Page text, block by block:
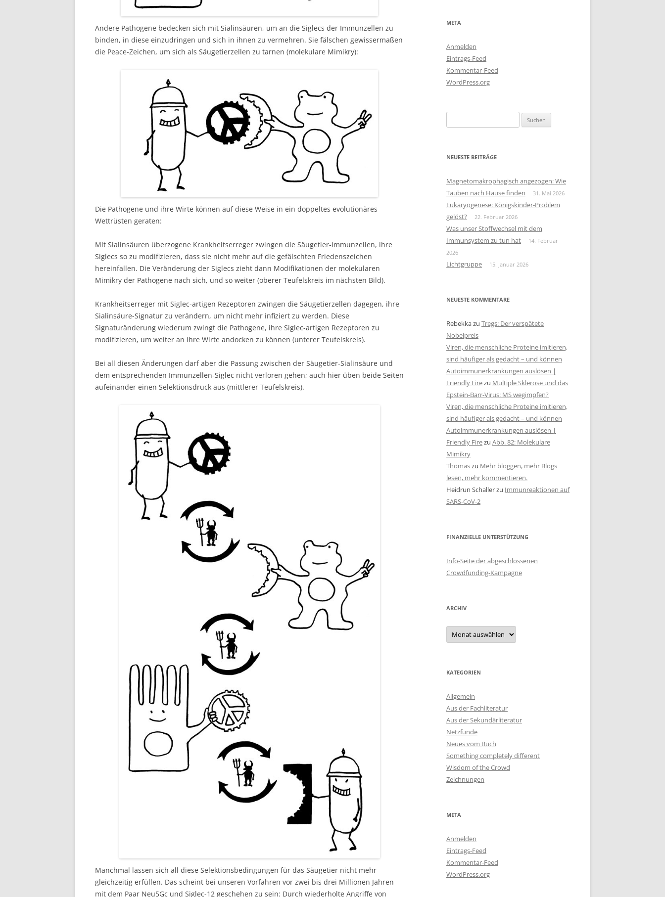
Andere Pathogene bedecken sich mit Sialinsäuren, um an die Siglecs der Immunzellen zu
binden, in diese einzudringen und sich in ihnen zu vermehren. Sie fälschen gewissermaßen
die Peace-Zeichen, um sich als Säugetierzellen zu tarnen (molekulare Mimikry):
Die Pathogene und ihre Wirte können auf diese Weise in ein doppeltes evolutionäres
Wettrüsten geraten:
Mit Sialinsäuren überzogene Krankheitserreger zwingen die Säugetier-Immunzellen, ihre
Siglecs so zu modifizieren, dass sie nicht mehr auf die gefälschten Friedenszeichen
hereinfallen. Die Veränderung der Siglecs zieht dann Modifikationen der molekularen
Mimikry der Pathogene nach sich, und so weiter (oberer Teufelskreis im nächsten Bild).
Krankheitserreger mit Siglec-artigen Rezeptoren zwingen die Säugetierzellen dagegen, ihre
Sialinsäure-Signatur zu verändern, um nicht mehr infiziert zu werden. Diese
Signaturänderung wiederum zwingt die Pathogene, ihre Siglec-artigen Rezeptoren zu
modifizieren, um weiter an ihre Wirte andocken zu können (unterer Teufelskreis).
Bei all diesen Änderungen darf aber die Passung zwischen der Säugetier-Sialinsäure und
dem entsprechenden Immunzellen-Siglec nicht verloren gehen; auch hier üben beide Seiten
aufeinander einen Selektionsdruck aus (mittlerer Teufelskreis).
Manchmal lassen sich all diese Selektionsbedingungen für das Säugetier nicht mehr
gleichzeitig erfüllen. Das scheint bei unseren Vorfahren vor zwei bis drei Millionen Jahren
mit dem Paar Neu5Gc und Siglec-12 geschehen zu sein: Durch wiederholte Angriffe von
META
Anmelden
Eintrags-Feed
Kommentar-Feed
WordPress.org
nach:
NEUESTE BEITRÄGE
Magnetomakrophagisch angezogen: Wie
Tauben nach Hause finden
31. Mai 2026
Eukaryogenese: Königskinder-Problem
gelöst?
22. Februar 2026
Was unser Stoffwechsel mit dem
Immunsystem zu tun hat
14. Februar
2026
Lichtgruppe 15. Januar 2026
NEUESTE KOMMENTARE
Rebekkazu Tregs: Der verspätete
Nobelpreis
Viren, die menschliche Proteine imitieren,
sind häufiger als gedacht – und können
Autoimmunerkrankungen auslösen |
Friendly Firezu Multiple Sklerose und das
Epstein-Barr-Virus: MS wegimpfen?
Viren, die menschliche Proteine imitieren,
sind häufiger als gedacht – und können
Autoimmunerkrankungen auslösen |
Friendly Firezu Abb. 82: Molekulare
Mimikry
Thomaszu Mehr bloggen, mehr Blogs
lesen, mehr kommentieren.
Heidrun Schallerzu Immunreaktionen auf
SARS-CoV-2
FINANZIELLE UNTERSTÜTZUNG
Info-Seite der abgeschlossenen
Crowdfunding-Kampagne
ARCHIV
Archiv
KATEGORIEN
Allgemein
Aus der Fachliteratur
Aus der Sekundärliteratur
Netzfunde
Neues vom Buch
Something completely different
Wisdom of the Crowd
Zeichnungen
META
Anmelden
Eintrags-Feed
Kommentar-Feed
WordPress.org